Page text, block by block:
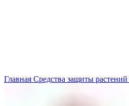
Главная Средства защиты растений